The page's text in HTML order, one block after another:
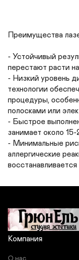
Преимущества
- Устойчивый
перестают расти
- Низкий уровень
технологии
процедуры,
полосками или
- Быстрое
занимает около 15-
- Минимальные
аллергические
Компания
О нас